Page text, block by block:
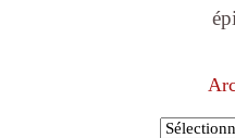
Archives